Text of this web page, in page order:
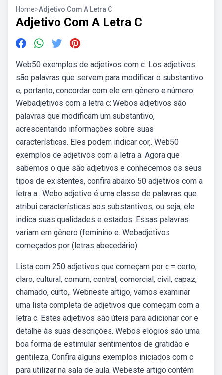
Home>Adjetivo Com A Letra C
Adjetivo Com A Letra C
Web50 exemplos de adjetivos com c. Los adjetivos
são palavras que servem para modificar o substantivo
e, portanto, concordar com ele em gênero e número.
Webadjetivos com a letra c: Webos adjetivos são
palavras que modificam um substantivo,
acrescentando informações sobre suas
características. Eles podem indicar cor,. Web50
exemplos de adjetivos com a letra a. Agora que
sabemos o que são adjetivos e conhecemos os seus
tipos de existentes, confira abaixo 50 adjetivos com a
letra a:. Webo adjetivo é uma classe de palavras que
atribui características aos substantivos, ou seja, ele
indica suas qualidades e estados. Essas palavras
variam em gênero (feminino e. Webadjetivos
começados por (letras abecedário):
Lista com 250 adjetivos que começam por c = certo,
claro, cultural, comum, central, comercial, civil, capaz,
chamado, curto,. Webneste artigo, vamos examinar
uma lista completa de adjetivos que começam com a
letra c. Estes adjetivos são úteis para adicionar cor e
detalhe às suas descrições. Webos elogios são uma
boa forma de estimular sentimentos de gratidão e
gentileza. Confira alguns exemplos iniciados com c
para utilizar na sala de aula. Webeste artigo contém